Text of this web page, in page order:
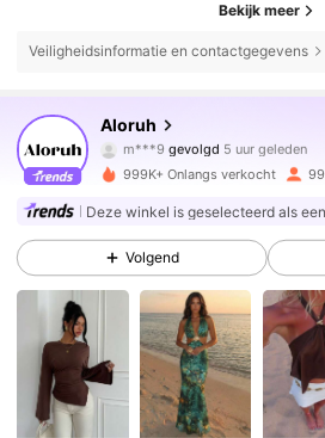
Bekijk meer
Veiligheidsinformatie en contactgegevens
Aloruh
m***9 gevolgd
b***5is aan het browsen
4.77
2.6M Volgers
4.77 2.6M Volgers
2.6M Volgers
4.77 2.6M Volgers
999K+ Onlangs verkocht
Deze winkel is geselecteerd als een
Volgend